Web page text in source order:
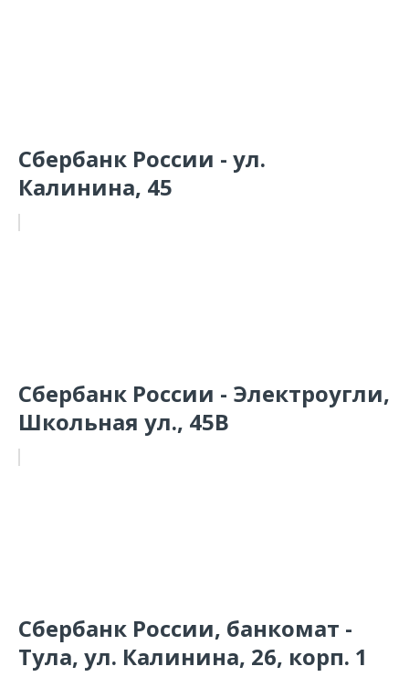
Сбербанк России - ул.
Калинина, 45
Сбербанк России - Электроугли,
Школьная ул., 45В
Сбербанк России, банкомат -
Тула, ул. Калинина, 26, корп. 1